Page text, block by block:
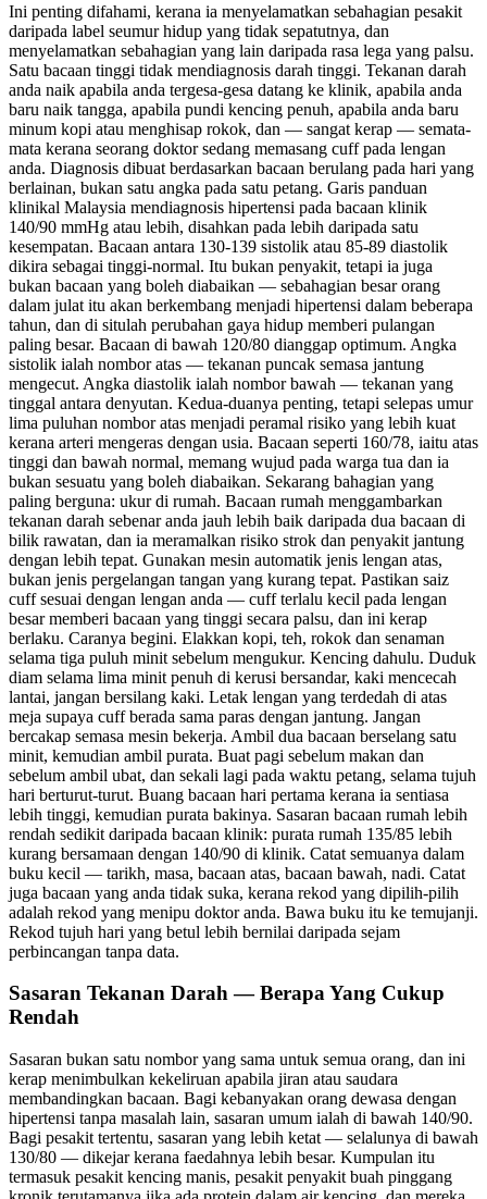
Ini penting difahami, kerana ia menyelamatkan sebahagian pesakit
daripada label seumur hidup yang tidak sepatutnya, dan
menyelamatkan sebahagian yang lain daripada rasa lega yang palsu.
Satu bacaan tinggi tidak mendiagnosis darah tinggi. Tekanan darah
anda naik apabila anda tergesa-gesa datang ke klinik, apabila anda
baru naik tangga, apabila pundi kencing penuh, apabila anda baru
minum kopi atau menghisap rokok, dan — sangat kerap — semata-
mata kerana seorang doktor sedang memasang cuff pada lengan
anda. Diagnosis dibuat berdasarkan bacaan berulang pada hari yang
berlainan, bukan satu angka pada satu petang. Garis panduan
klinikal Malaysia mendiagnosis hipertensi pada bacaan klinik
140/90 mmHg atau lebih, disahkan pada lebih daripada satu
kesempatan. Bacaan antara 130-139 sistolik atau 85-89 diastolik
dikira sebagai tinggi-normal. Itu bukan penyakit, tetapi ia juga
bukan bacaan yang boleh diabaikan — sebahagian besar orang
dalam julat itu akan berkembang menjadi hipertensi dalam beberapa
tahun, dan di situlah perubahan gaya hidup memberi pulangan
paling besar. Bacaan di bawah 120/80 dianggap optimum. Angka
sistolik ialah nombor atas — tekanan puncak semasa jantung
mengecut. Angka diastolik ialah nombor bawah — tekanan yang
tinggal antara denyutan. Kedua-duanya penting, tetapi selepas umur
lima puluhan nombor atas menjadi peramal risiko yang lebih kuat
kerana arteri mengeras dengan usia. Bacaan seperti 160/78, iaitu atas
tinggi dan bawah normal, memang wujud pada warga tua dan ia
bukan sesuatu yang boleh diabaikan. Sekarang bahagian yang
paling berguna: ukur di rumah. Bacaan rumah menggambarkan
tekanan darah sebenar anda jauh lebih baik daripada dua bacaan di
bilik rawatan, dan ia meramalkan risiko strok dan penyakit jantung
dengan lebih tepat. Gunakan mesin automatik jenis lengan atas,
bukan jenis pergelangan tangan yang kurang tepat. Pastikan saiz
cuff sesuai dengan lengan anda — cuff terlalu kecil pada lengan
besar memberi bacaan yang tinggi secara palsu, dan ini kerap
berlaku. Caranya begini. Elakkan kopi, teh, rokok dan senaman
selama tiga puluh minit sebelum mengukur. Kencing dahulu. Duduk
diam selama lima minit penuh di kerusi bersandar, kaki mencecah
lantai, jangan bersilang kaki. Letak lengan yang terdedah di atas
meja supaya cuff berada sama paras dengan jantung. Jangan
bercakap semasa mesin bekerja. Ambil dua bacaan berselang satu
minit, kemudian ambil purata. Buat pagi sebelum makan dan
sebelum ambil ubat, dan sekali lagi pada waktu petang, selama tujuh
hari berturut-turut. Buang bacaan hari pertama kerana ia sentiasa
lebih tinggi, kemudian purata bakinya. Sasaran bacaan rumah lebih
rendah sedikit daripada bacaan klinik: purata rumah 135/85 lebih
kurang bersamaan dengan 140/90 di klinik. Catat semuanya dalam
buku kecil — tarikh, masa, bacaan atas, bacaan bawah, nadi. Catat
juga bacaan yang anda tidak suka, kerana rekod yang dipilih-pilih
adalah rekod yang menipu doktor anda. Bawa buku itu ke temujanji.
Rekod tujuh hari yang betul lebih bernilai daripada sejam
perbincangan tanpa data.
Sasaran Tekanan Darah — Berapa Yang Cukup
Rendah
Sasaran bukan satu nombor yang sama untuk semua orang, dan ini
kerap menimbulkan kekeliruan apabila jiran atau saudara
membandingkan bacaan. Bagi kebanyakan orang dewasa dengan
hipertensi tanpa masalah lain, sasaran umum ialah di bawah 140/90.
Bagi pesakit tertentu, sasaran yang lebih ketat — selalunya di bawah
130/80 — dikejar kerana faedahnya lebih besar. Kumpulan itu
termasuk pesakit kencing manis, pesakit penyakit buah pinggang